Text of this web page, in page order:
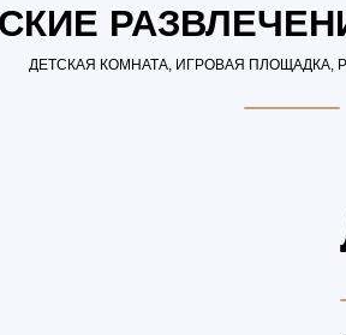
ДЕТСКАЯ КОМНАТА, ИГРОВАЯ ПЛОЩАДКА,